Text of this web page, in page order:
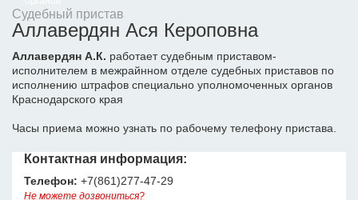
Судебный пристав
Аллавердян Ася Кероповна
Аллавердян А.К. работает судебным приставом-
исполнителем в межрайнном отделе судебных приставов по
исполнению штрафов специально уполномоченных органов
Краснодарского края
Часы приема можно узнать по рабочему телефону пристава.
Контактная информация:
Телефон: +7(861)277-47-29
Не можете дозвониться?